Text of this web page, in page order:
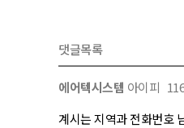
댓글목록
에어텍시스템 아이피
계시는 지역과 전화번호